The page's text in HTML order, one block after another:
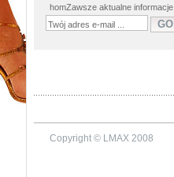
homZawsze aktualne informacje
Copyright © LMAX 2008